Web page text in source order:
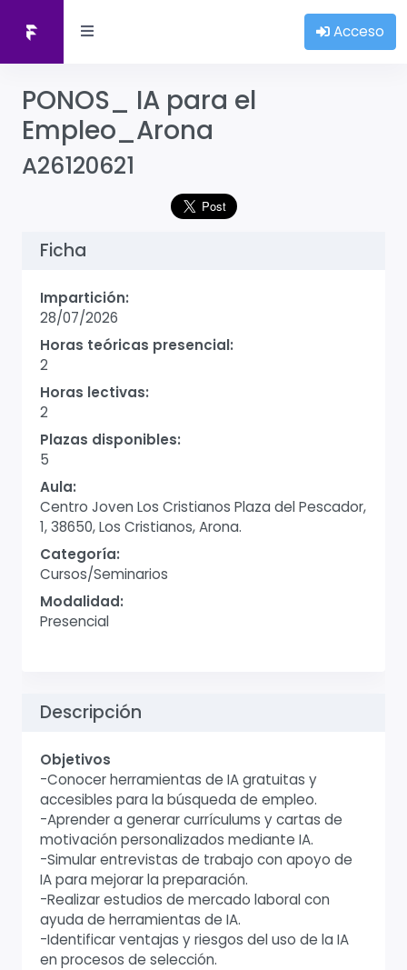
Acceso
PONOS_ IA para el
Empleo_Arona
A26120621
Ficha
Impartición:
28/07/2026
Horas teóricas presencial:
2
Horas lectivas:
2
Plazas disponibles:
5
Aula:
Centro Joven Los Cristianos Plaza del Pescador,
1, 38650, Los Cristianos, Arona.
Categoría:
Cursos/Seminarios
Modalidad:
Presencial
Descripción
Objetivos
-Conocer herramientas de IA gratuitas y
accesibles para la búsqueda de empleo.
-Aprender a generar currículums y cartas de
motivación personalizados mediante IA.
-Simular entrevistas de trabajo con apoyo de
IA para mejorar la preparación.
-Realizar estudios de mercado laboral con
ayuda de herramientas de IA.
-Identificar ventajas y riesgos del uso de la IA
en procesos de selección.